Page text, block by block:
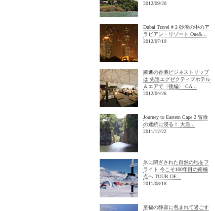
2012/09/20
Dubai Travel # 2 砂漠の中のア
ラビアン・リゾート One&...
2012/07/19
躍進の香港ビジネストリップ
は 先進エグゼクティブホテル
＆エアで〈後編〉 CA...
2012/04/26
Journey to Eastern Cape 2 冒険
の連続に浸る！ 大自...
2011/12/22
氷に閉ざされた自然の地をフ
ライト 今こそ100年目の南極
点へ TOUR OF...
2011/08/18
至福の静寂に包まれて過ごす